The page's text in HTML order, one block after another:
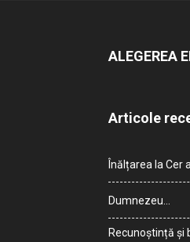
ALEGEREA
Articole
Înălțarea la Cer
Dumnezeu…
Recunoștință și